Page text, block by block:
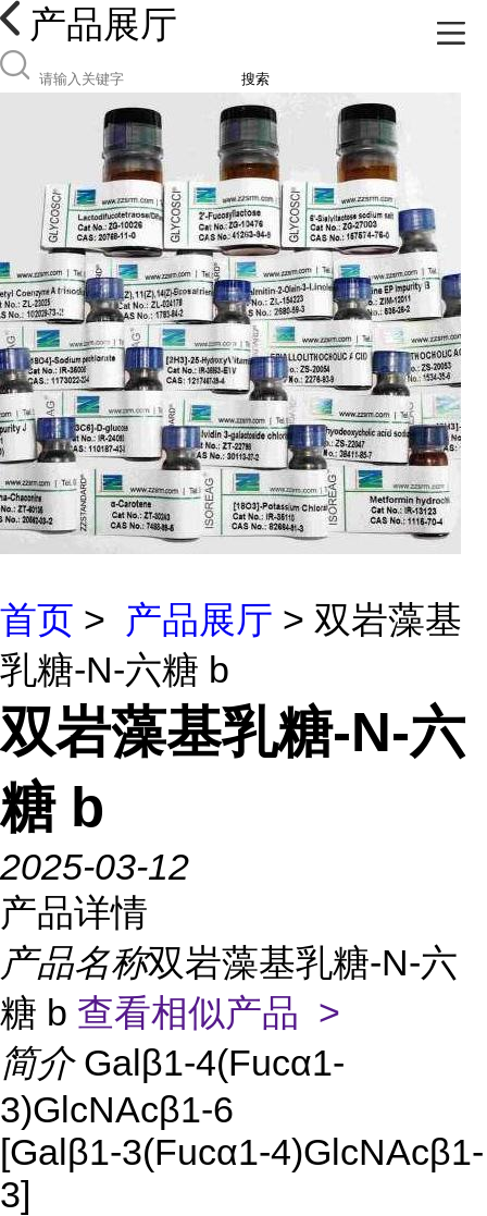
产品展厅
搜索
首页 > 产品展厅 > 双岩藻基
乳糖-N-六糖 b
双岩藻基乳糖-N-六
糖 b
2025-03-12
产品详情
产品名称双岩藻基乳糖-N-六
糖 b 查看相似产品 >
简介 Galβ1-4(Fucα1-
3)GlcNAcβ1-6
[Galβ1-3(Fucα1-4)GlcNAcβ1-
3]